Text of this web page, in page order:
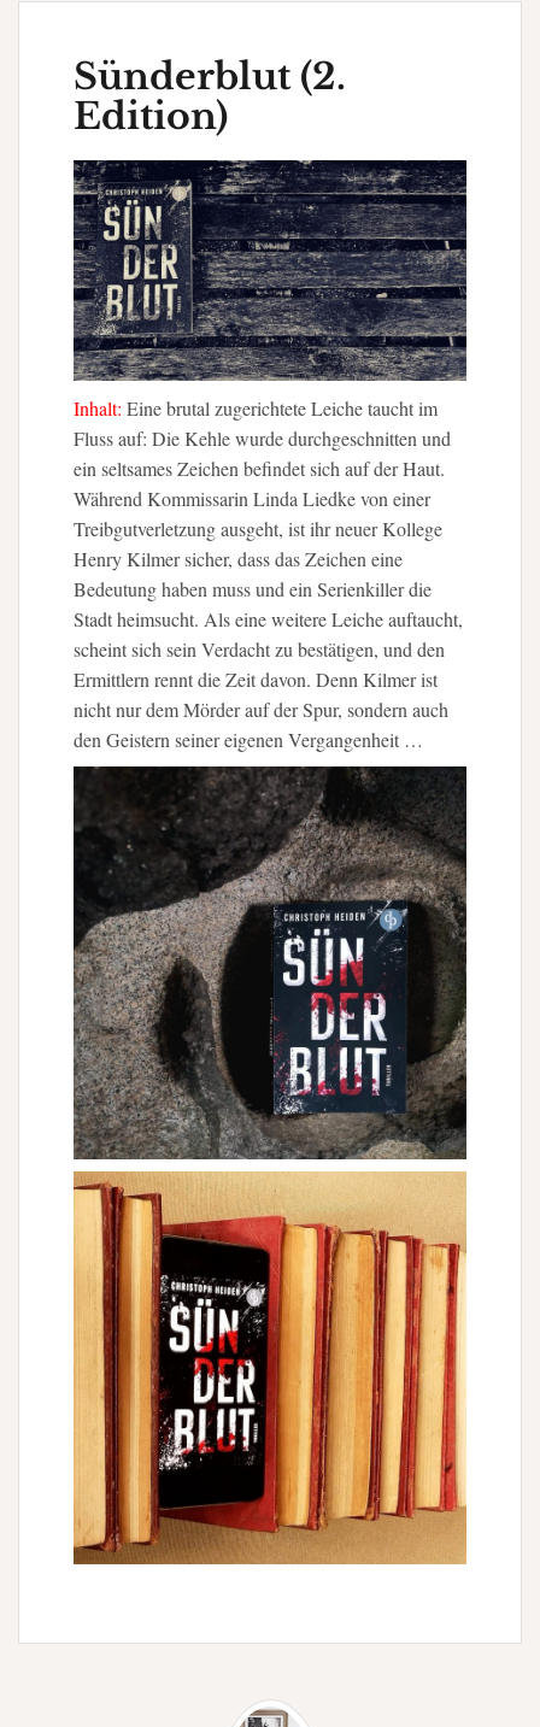
Sünderblut (2.
Edition)
Inhalt: Eine brutal zugerichtete Leiche taucht im
Fluss auf: Die Kehle wurde durchgeschnitten und
ein seltsames Zeichen befindet sich auf der Haut.
Während Kommissarin Linda Liedke von einer
Treibgutverletzung ausgeht, ist ihr neuer Kollege
Henry Kilmer sicher, dass das Zeichen eine
Bedeutung haben muss und ein Serienkiller die
Stadt heimsucht. Als eine weitere Leiche auftaucht,
scheint sich sein Verdacht zu bestätigen, und den
Ermittlern rennt die Zeit davon. Denn Kilmer ist
nicht nur dem Mörder auf der Spur, sondern auch
den Geistern seiner eigenen Vergangenheit …